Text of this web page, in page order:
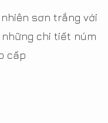
sơn trắng với
chi tiết núm
cấp